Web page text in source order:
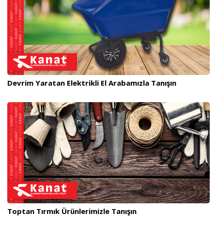
Devrim Yaratan Elektrikli El Arabamızla Tanışın
Toptan Tırmık Ürünlerimizle Tanışın